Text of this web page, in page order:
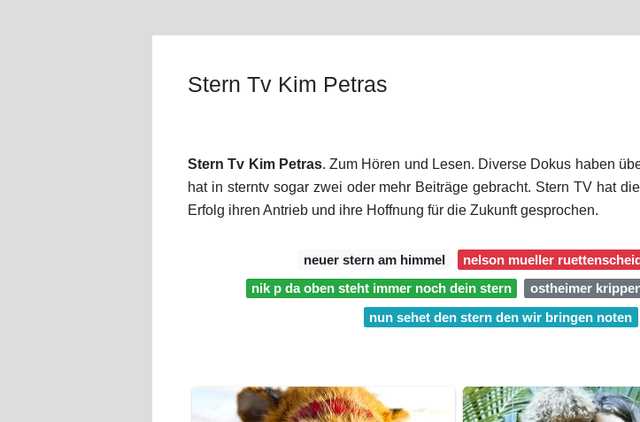
Stern Tv Kim Petras
Stern Tv Kim Petras. Zum Hören und Lesen. Diverse Dokus haben
hat in sterntv sogar zwei oder mehr Beiträge gebracht. Stern TV hat
Erfolg ihren Antrieb und ihre Hoffnung für die Zukunft gesprochen.
neuer stern am himmel nelson mueller
nik p da oben steht immer noch dein stern
ostheimer
nun sehet den stern den wir bringen noten